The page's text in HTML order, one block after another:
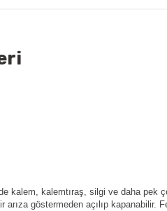
kalem, kalemtıraş, silgi ve daha pek
göstermeden açılıp kapanabilir.